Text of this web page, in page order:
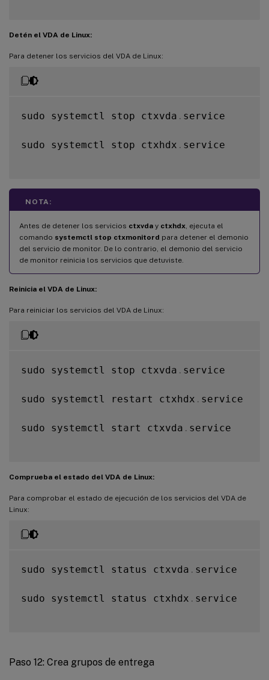
Detén el VDA de Linux:
Para detener los servicios del VDA de Linux:
sudo systemctl stop ctxvda . service
sudo systemctl stop ctxhdx . service
NOTA:
Antes de detener los servicios ctxvda y ctxhdx , ejecuta el
comando systemctl stop ctxmonitord para detener el demonio
del servicio de monitor. De lo contrario, el demonio del servicio
de monitor reinicia los servicios que detuviste.
Reinicia el VDA de Linux:
Para reiniciar los servicios del VDA de Linux:
sudo systemctl stop ctxvda . service
sudo systemctl restart ctxhdx . service
sudo systemctl start ctxvda . service
Comprueba el estado del VDA de Linux:
Para comprobar el estado de ejecución de los servicios del VDA de
Linux:
sudo systemctl status ctxvda . service
sudo systemctl status ctxhdx . service
Paso 12: Crea grupos de entrega